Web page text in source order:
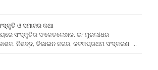
ଓ ସମାଜର କଥା
ସଂସ୍କୃତିର ସଂକେତଲେଖକ: ଇଂ ମୁରଲୀଧର
ନିଶବ୍ଦ, ଡିଭାଇନ ନଗର, କଟକପ୍ରଥମ ସଂସ୍କରଣ: …